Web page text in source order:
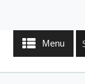
Menu